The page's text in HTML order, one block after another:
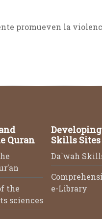
promueven la
Quran
the
sciences
Skills Sites
Da`wah
e-Library